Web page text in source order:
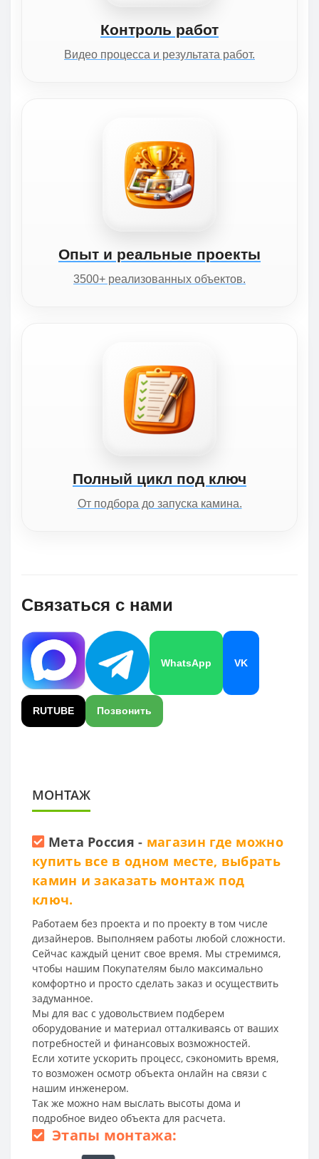
Контроль работ
Видео процесса и результата работ.
Опыт и реальные проекты
3500+ реализованных объектов.
Полный цикл под ключ
От подбора до запуска камина.
Связаться с нами
WhatsApp VK
RUTUBE Позвонить
МОНТАЖ
Мета Россия - магазин где можно
купить все в одном месте, выбрать
камин и заказать монтаж под
ключ.
Работаем без проекта и по проекту в том числе
дизайнеров. Выполняем работы любой сложности.
Сейчас каждый ценит свое время. Мы стремимся,
чтобы нашим Покупателям было максимально
комфортно и просто сделать заказ и осуществить
задуманное.
Мы для вас с удовольствием подберем
оборудование и материал отталкиваясь от ваших
потребностей и финансовых возможностей.
Если хотите ускорить процесс, сэкономить время,
то возможен осмотр объекта онлайн на связи с
нашим инженером.
Так же можно нам выслать высоты дома и
подробное видео объекта для расчета.
Этапы монтажа: